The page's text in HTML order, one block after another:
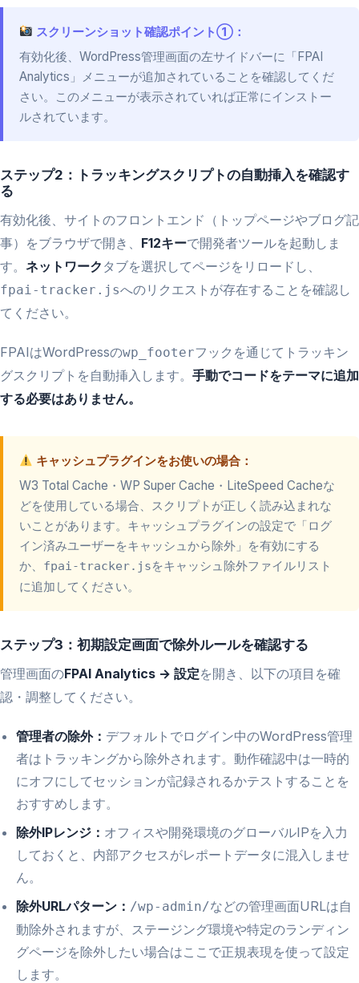
スクリーンショット確認ポイント①：
有効化後、WordPress管理画面の左サイドバーに「FPAI
Analytics」メニューが追加されていることを確認してくだ
さい。このメニューが表示されていれば正常にインストー
ルされています。
ステップ2：トラッキングスクリプトの自動挿入を確認す
る
有効化後、サイトのフロントエンド（トップページやブログ記
事）をブラウザで開き、 F12キーで開発者ツールを起動しま
す。 ネットワーク タブを選択してページをリロードし、
fpai-tracker.jsへのリクエストが存在することを確認し
てください。
FPAIはWordPressのwp_footerフックを通じてトラッキン
グスクリプトを自動挿入します。 手動でコードをテーマに追加
する必要はありません。
キャッシュプラグインをお使いの場合：
W3 Total Cache・WP Super Cache・LiteSpeed Cacheな
どを使用している場合、スクリプトが正しく読み込まれな
いことがあります。キャッシュプラグインの設定で「ログ
イン済みユーザーをキャッシュから除外」を有効にする
か、 fpai-tracker.jsをキャッシュ除外ファイルリスト
に追加してください。
ステップ3：初期設定画面で除外ルールを確認する
管理画面のFPAI Analytics → 設定を開き、以下の項目を確
認・調整してください。
管理者の除外： デフォルトでログイン中のWordPress管理
者はトラッキングから除外されます。動作確認中は一時的
にオフにしてセッションが記録されるかテストすることを
おすすめします。
除外IPレンジ： オフィスや開発環境のグローバルIPを入力
しておくと、内部アクセスがレポートデータに混入しませ
ん。
除外URLパターン： /wp-admin/などの管理画面URLは自
動除外されますが、ステージング環境や特定のランディン
グページを除外したい場合はここで正規表現を使って設定
します。